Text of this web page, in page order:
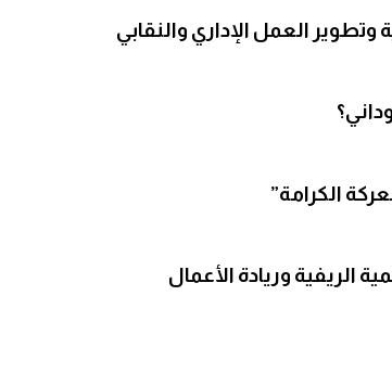
وتطوير العمل الإداري والنقابي
الكرامة”
الريفية وريادة الأعمال